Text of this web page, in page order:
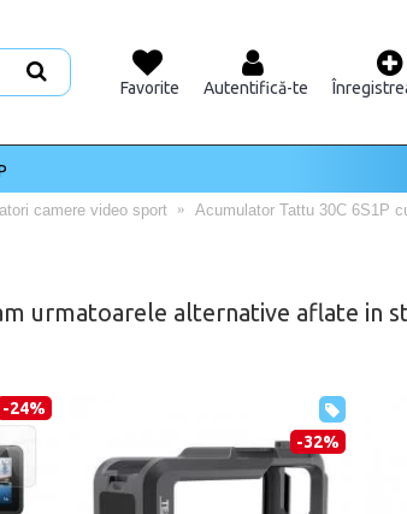
Favorite Autentifică-te
camere video sport Acumulator Tattu 30C 6S1P
urmatoarele alternative aflate in
-24%
-32%